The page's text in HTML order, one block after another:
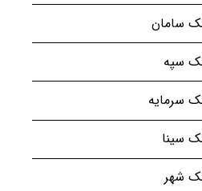
سامان
سپه
سرمایه
سینا
شهر